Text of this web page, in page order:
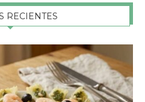
RECIENTES